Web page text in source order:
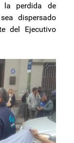
la perdida de
dispersado
del Ejecutivo